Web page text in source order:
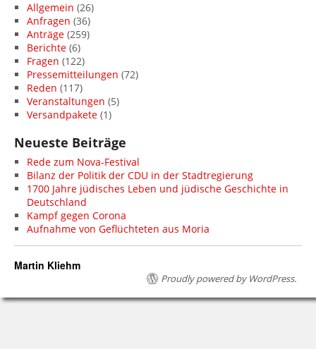
Allgemein (26)
Anfragen (36)
Anträge (259)
Berichte (6)
Fragen (122)
Pressemitteilungen (72)
Reden (117)
Veranstaltungen (5)
Versandpakete (1)
Neueste Beiträge
Rede zum Nova-Festival
Bilanz der Politik der CDU in der Stadtregierung
1700 Jahre jüdisches Leben und jüdische Geschichte in
Deutschland
Kampf gegen Corona
Aufnahme von Geflüchteten aus Moria
Martin Kliehm
Proudly powered by WordPress.